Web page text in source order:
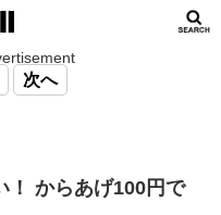
次へ
！ からあげ100円で